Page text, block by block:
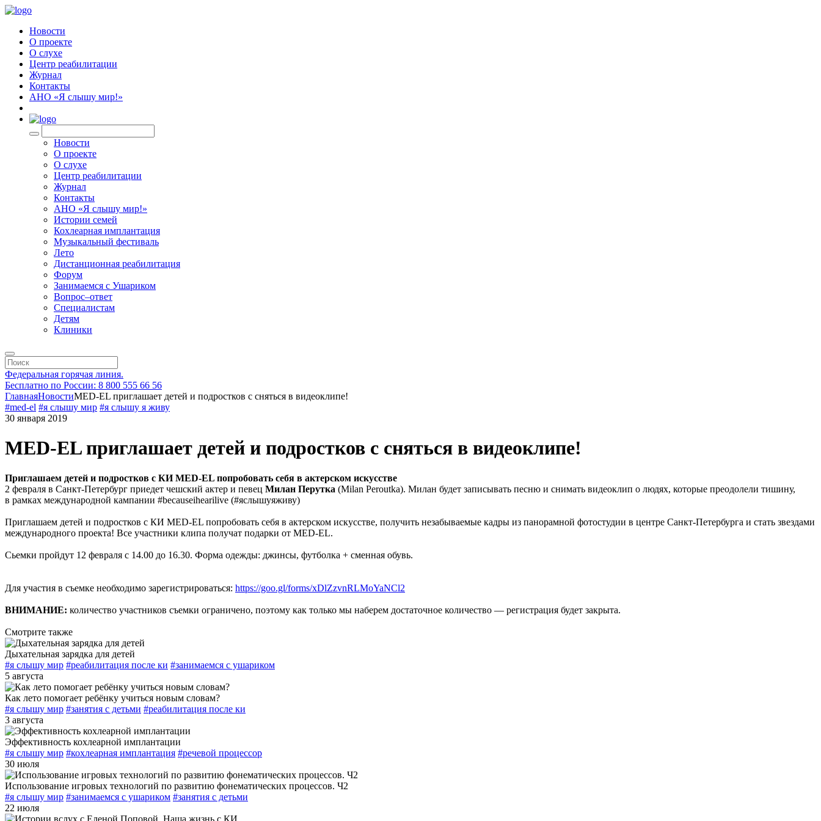
Новости
О проекте
О слухе
Центр реабилитации
Журнал
Контакты
АНО «Я слышу мир!»
Новости
О проекте
О слухе
Центр реабилитации
Журнал
Контакты
АНО «Я слышу мир!»
Истории семей
Кохлеарная имплантация
Музыкальный фестиваль
Лето
Дистанционная реабилитация
Форум
Занимаемся с Ушариком
Вопрос–ответ
Специалистам
Детям
Клиники
Федеральная горячая линия.
Бесплатно по России: 8 800 555 66 56
ГлавнаяНовостиMED-EL приглашает детей и подростков с сняться в видеоклипе!
#med-el #я слышу мир #я слышу я живу
30 января 2019
MED-EL приглашает детей и подростков с сняться в видеоклипе!
Приглашаем детей и подростков с КИ MED-EL попробовать себя в актерском искусстве
2 февраля в Санкт-Петербург приедет чешский актер и певец Милан Перутка (Milan Peroutka). Милан будет записывать песню и снимать видеоклип о людях, которые преодолели тишину,
в рамках международной кампании #becauseihearilive (#яслышуяживу)
Приглашаем детей и подростков с КИ MED-EL попробовать себя в актерском искусстве, получить незабываемые кадры из панорамной фотостудии в центре Санкт-Петербурга и стать звездами
международного проекта! Все участники клипа получат подарки от MED-EL.
Сьемки пройдут 12 февраля с 14.00 до 16.30. Форма одежды: джинсы, футболка + сменная обувь.
Для участия в съемке необходимо зарегистрироваться: https://goo.gl/forms/xDlZzvnRLMoYaNCl2
ВНИМАНИЕ: количество участников съемки ограничено, поэтому как только мы наберем достаточное количество — регистрация будет закрыта.
Смотрите также
Дыхательная зарядка для детей
#я слышу мир #реабилитация после ки #занимаемся с ушариком
5 августа
Как лето помогает ребёнку учиться новым словам?
#я слышу мир #занятия с детьми #реабилитация после ки
3 августа
Эффективность кохлеарной имплантации
#я слышу мир #кохлеарная имплантация #речевой процессор
30 июля
Использование игровых технологий по развитию фонематических процессов. Ч2
#я слышу мир #занимаемся с ушариком #занятия с детьми
22 июля